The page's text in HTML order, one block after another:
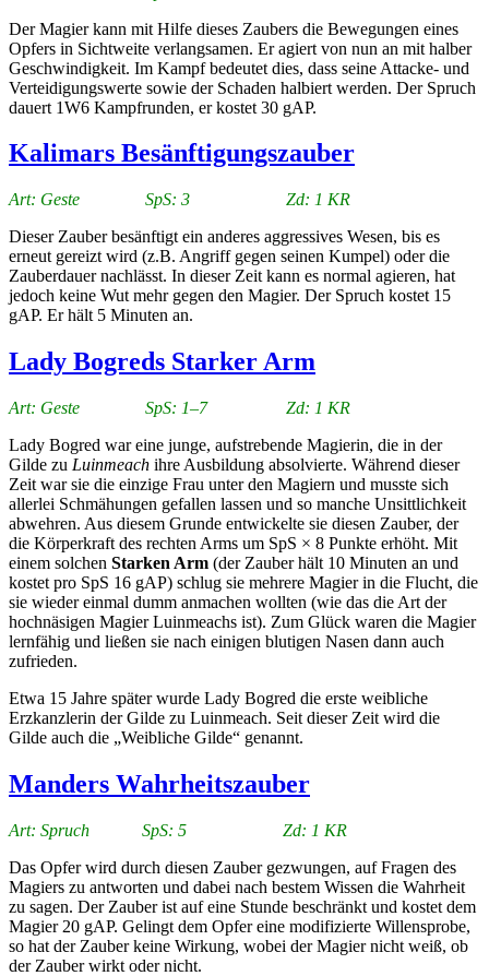
Der Magier kann mit Hilfe dieses Zaubers die Bewegungen eines
Opfers in Sichtweite verlangsamen. Er agiert von nun an mit halber
Geschwindigkeit. Im Kampf bedeutet dies, dass seine Attacke- und
Verteidigungswerte sowie der Schaden halbiert werden. Der Spruch
dauert 1W6 Kampfrunden, er kostet 30 gAP.
Kalimars Besänftigungszauber
Art: Geste SpS: 3 Zd: 1 KR
Dieser Zauber besänftigt ein anderes aggressives Wesen, bis es
erneut gereizt wird (z.B. Angriff gegen seinen Kumpel) oder die
Zauberdauer nachlässt. In dieser Zeit kann es normal agieren, hat
jedoch keine Wut mehr gegen den Magier. Der Spruch kostet 15
gAP. Er hält 5 Minuten an.
Lady Bogreds Starker Arm
Art: Geste SpS: 1–7 Zd: 1 KR
Lady Bogred war eine junge, aufstrebende Magierin, die in der
Gilde zu Luinmeach ihre Ausbildung absolvierte. Während dieser
Zeit war sie die einzige Frau unter den Magiern und musste sich
allerlei Schmähungen gefallen lassen und so manche Unsittlichkeit
abwehren. Aus diesem Grunde entwickelte sie diesen Zauber, der
die Körperkraft des rechten Arms um SpS × 8 Punkte erhöht. Mit
einem solchen Starken Arm (der Zauber hält 10 Minuten an und
kostet pro SpS 16 gAP) schlug sie mehrere Magier in die Flucht, die
sie wieder einmal dumm anmachen wollten (wie das die Art der
hochnäsigen Magier Luinmeachs ist). Zum Glück waren die Magier
lernfähig und ließen sie nach einigen blutigen Nasen dann auch
zufrieden.
Etwa 15 Jahre später wurde Lady Bogred die erste weibliche
Erzkanzlerin der Gilde zu Luinmeach. Seit dieser Zeit wird die
Gilde auch die „Weibliche Gilde“ genannt.
Manders Wahrheitszauber
Art: Spruch SpS: 5 Zd: 1 KR
Das Opfer wird durch diesen Zauber gezwungen, auf Fragen des
Magiers zu antworten und dabei nach bestem Wissen die Wahrheit
zu sagen. Der Zauber ist auf eine Stunde beschränkt und kostet dem
Magier 20 gAP. Gelingt dem Opfer eine modifizierte Willensprobe,
so hat der Zauber keine Wirkung, wobei der Magier nicht weiß, ob
der Zauber wirkt oder nicht.